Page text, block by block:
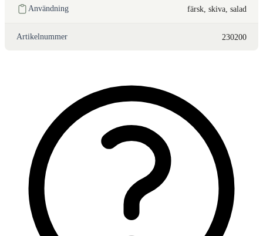
Användning färsk, skiva, salad
Artikelnummer 230200